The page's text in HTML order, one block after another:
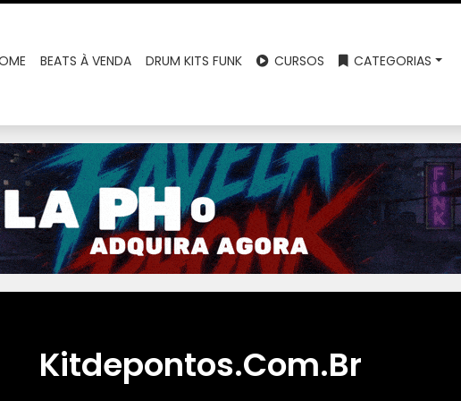
BEATS À VENDA DRUM KITS FUNK CURSOS CATEGORIAS
Kitdepontos.Com.Br